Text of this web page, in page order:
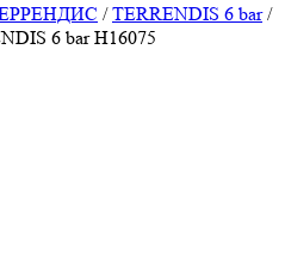
/TERRENDIS 6 bar/
6 bar H16075